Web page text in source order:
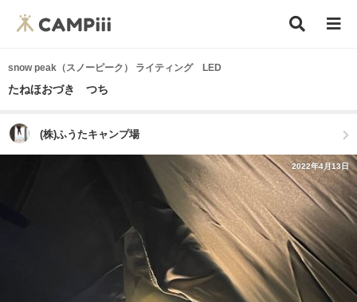
snow peak（スノーピーク） ライティング LED
たねほおづき つち
(株)ふうたキャンプ場
2022年4月13日